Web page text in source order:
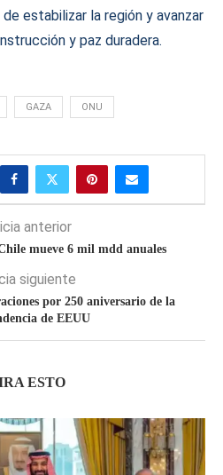
estabilizar la región y avanzar
y paz duradera.
GAZA ONU
anterior
mueve 6 mil mdd anuales
siguiente
por 250 aniversario de la
de EEUU
ESTO